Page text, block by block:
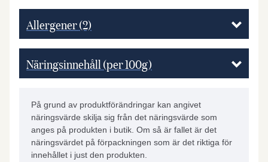
Allergener(2)
Näringsinnehåll (per 100g)
På grund av produktförändringar kan angivet
näringsvärde skilja sig från det näringsvärde som
anges på produkten i butik. Om så är fallet är det
näringsvärdet på förpackningen som är det riktiga för
innehållet i just den produkten.